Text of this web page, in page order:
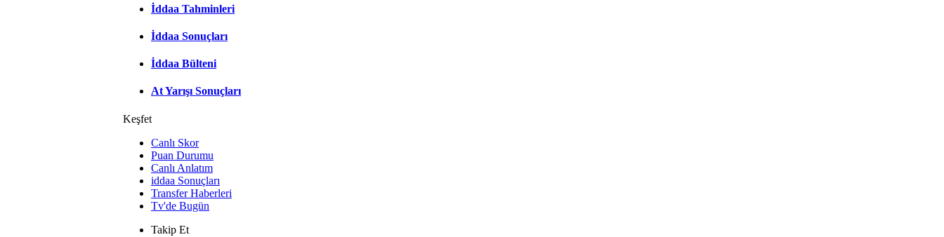
İddaa Tahminleri
İddaa Sonuçları
İddaa Bülteni
At Yarışı Sonuçları
Keşfet
Canlı Skor
Puan Durumu
Canlı Anlatım
iddaa Sonuçları
Transfer Haberleri
Tv'de Bugün
Takip Et